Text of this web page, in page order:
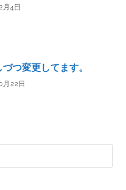
月4日
つ変更してます。
月22日